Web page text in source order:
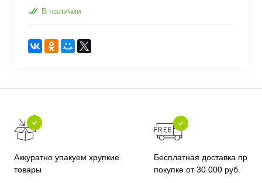
В наличии
Аккуратно упакуем хрупкие
товары
Бесплатная доставка при
покупке от 30 000 руб.